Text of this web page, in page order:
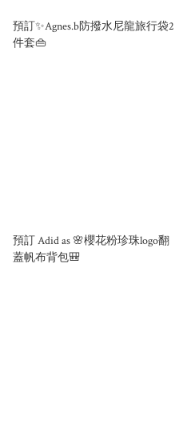
預訂✨Agnes.b防撥水尼龍旅行袋2
件套👜
預訂 Adid as 🌸櫻花粉珍珠logo翻
蓋帆布背包🎒